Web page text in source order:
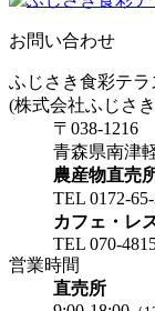
お問い合わせ
ふじさき食彩テラ
(株式会社ふじさ
〒038-1216
青森県南津
農産物直売
TEL 0172-
カフェ・レ
TEL 070-
営業時間
直売所